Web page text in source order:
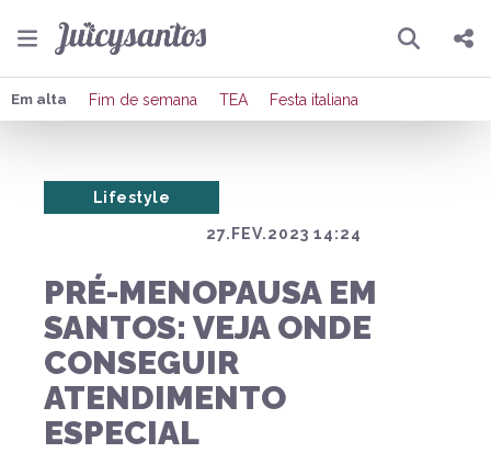
Pesquisar
Compartilhar
Publicar no X
Em alta Fim de semana TEA Festa italiana
27.FEV.2023 14:24
Lifestyle
PRÉ-MENOPAUSA EM
SANTOS: VEJA ONDE
CONSEGUIR
ATENDIMENTO
ESPECIAL